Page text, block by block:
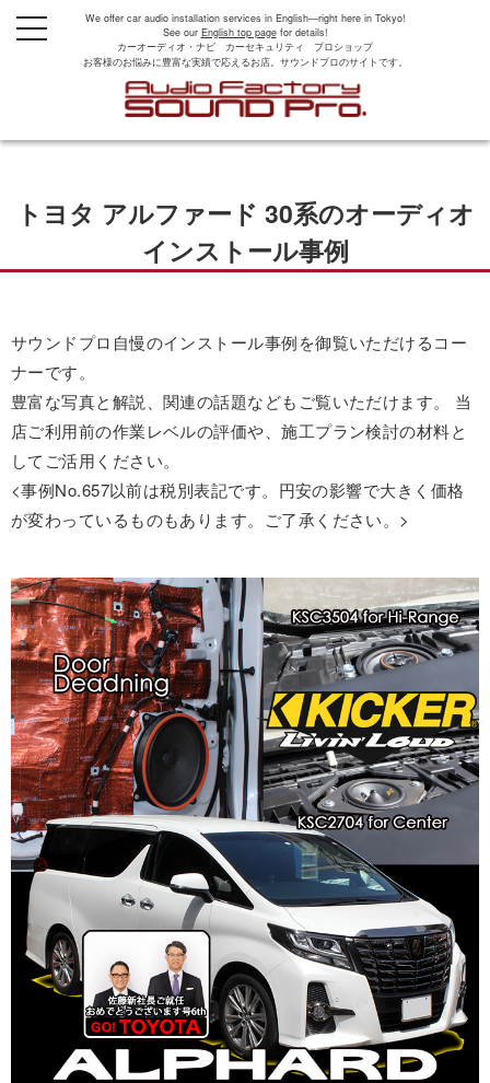
We offer car audio installation services in English—right here in Tokyo!
See our English top pagefor details!
カーオーディオ・ナビ カーセキュリティ プロショップ
お客様のお悩みに豊富な実績で応えるお店。サウンドプロのサイトです。
t
o
a
t
n
トヨタ アルファード 30系のオーディオ
インストール事例
サウンドプロ自慢のインストール事例を御覧いただけるコー
ナーです。
豊富な写真と解説、関連の話題などもご覧いただけます。 当
店ご利用前の作業レベルの評価や、施工プラン検討の材料と
してご活用ください。
<事例No.657以前は税別表記です。円安の影響で大きく価格
が変わっているものもあります。ご了承ください。>